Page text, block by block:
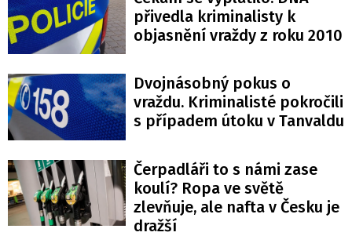
přivedla kriminalisty k
objasnění vraždy z roku 2010
Dvojnásobný pokus o
vraždu. Kriminalisté pokročili
s případem útoku v Tanvaldu
Čerpadláři to s námi zase
koulí? Ropa ve světě
zlevňuje, ale nafta v Česku je
dražší